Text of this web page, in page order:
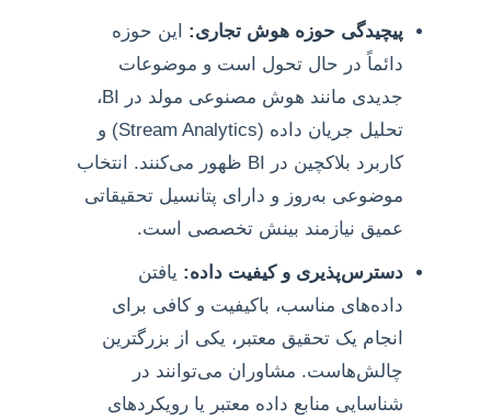
پیچیدگی حوزه هوش تجاری: این حوزه
دائماً در حال تحول است و موضوعات
جدیدی مانند هوش مصنوعی مولد در BI،
تحلیل جریان داده (Stream Analytics) و
کاربرد بلاکچین در BI ظهور می‌کنند. انتخاب
موضوعی به‌روز و دارای پتانسیل تحقیقاتی
عمیق نیازمند بینش تخصصی است.
دسترس‌پذیری و کیفیت داده: یافتن
داده‌های مناسب، باکیفیت و کافی برای
انجام یک تحقیق معتبر، یکی از بزرگترین
چالش‌هاست. مشاوران می‌توانند در
شناسایی منابع داده معتبر یا رویکردهای